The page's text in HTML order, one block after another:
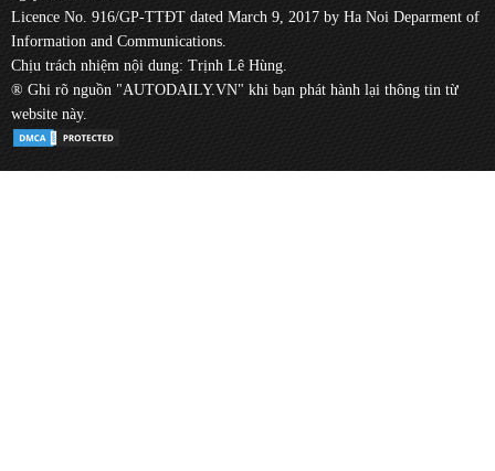
Licence No. 916/GP-TTĐT dated March 9, 2017 by Ha Noi Deparment of
Information and Communications.
Chịu trách nhiệm nội dung: Trịnh Lê Hùng.
® Ghi rõ nguồn "AUTODAILY.VN" khi bạn phát hành lại thông tin từ
website này.